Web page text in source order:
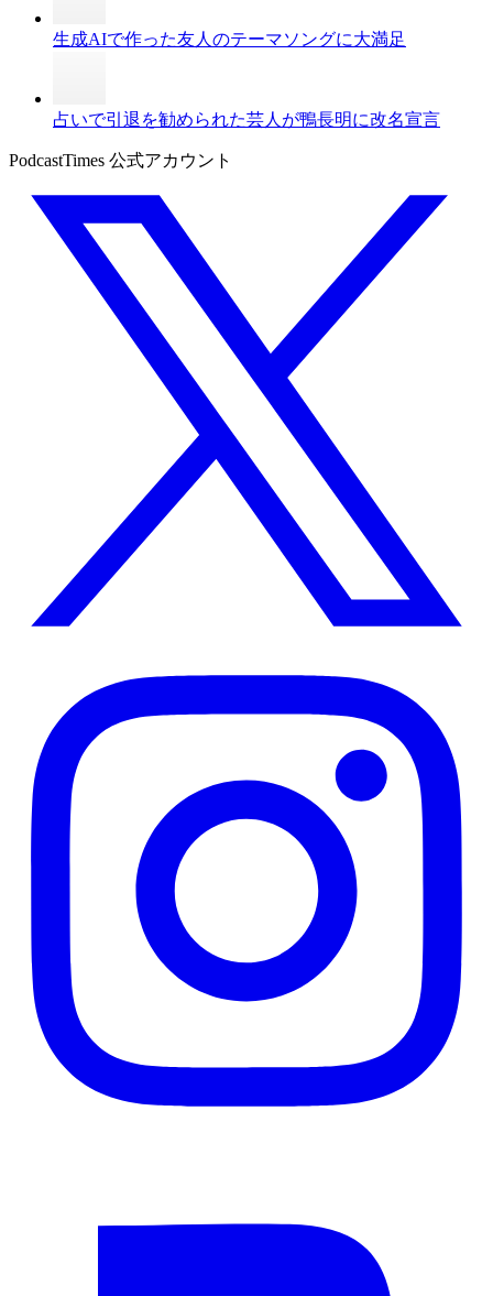
生成AIで作った友人のテーマソングに大満足
占いで引退を勧められた芸人が鴨長明に改名宣言
PodcastTimes 公式アカウント